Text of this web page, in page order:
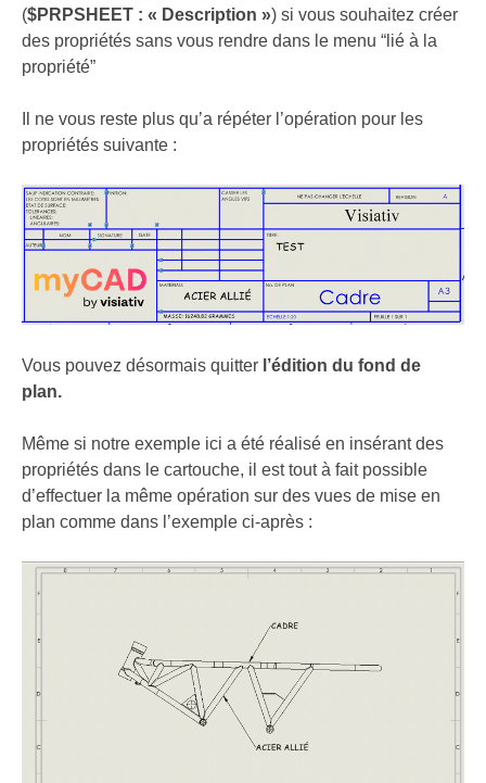
($PRPSHEET : « Description ») si vous souhaitez créer
des propriétés sans vous rendre dans le menu “lié à la
propriété”
Il ne vous reste plus qu’a répéter l’opération pour les
propriétés suivante :
Vous pouvez désormais quitter l’édition du fond de
plan.
Même si notre exemple ici a été réalisé en insérant des
propriétés dans le cartouche, il est tout à fait possible
d’effectuer la même opération sur des vues de mise en
plan comme dans l’exemple ci-après :